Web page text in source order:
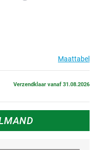
Maattabel
Verzendklaar vanaf 31.08.2026